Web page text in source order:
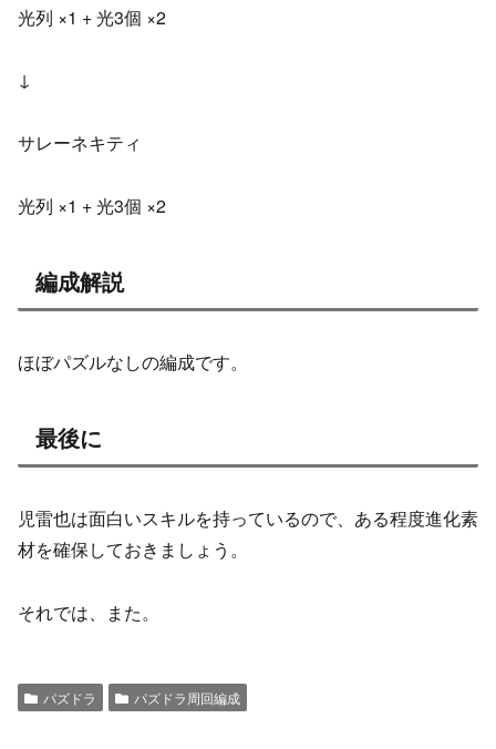
光列 ×1 + 光3個 ×2
↓
サレーネキティ
光列 ×1 + 光3個 ×2
編成解説
ほぼパズルなしの編成です。
最後に
児雷也は面白いスキルを持っているので、ある程度進化素
材を確保しておきましょう。
それでは、また。
パズドラ パズドラ周回編成